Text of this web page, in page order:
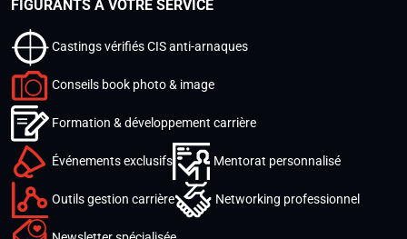
FIGURANTS À VOTRE SERVICE
Castings vérifiés CIS anti-arnaques
Conseils book photo & image
Formation & développement carrière
Événements exclusifs Mentorat personnalisé
Outils gestion carrière Networking professionnel